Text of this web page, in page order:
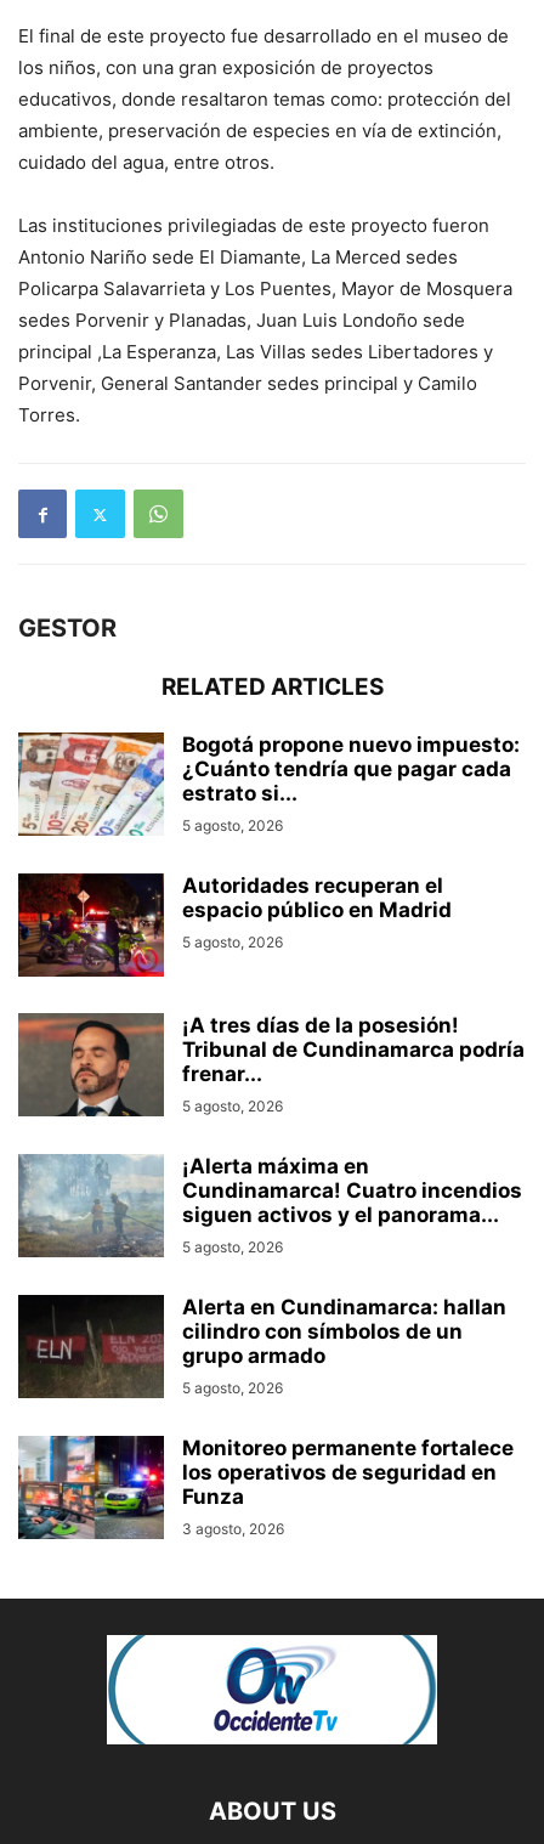
El final de este proyecto fue desarrollado en el museo de
los niños, con una gran exposición de proyectos
educativos, donde resaltaron temas como: protección del
ambiente, preservación de especies en vía de extinción,
cuidado del agua, entre otros.
Las instituciones privilegiadas de este proyecto fueron
Antonio Nariño sede El Diamante, La Merced sedes
Policarpa Salavarrieta y Los Puentes, Mayor de Mosquera
sedes Porvenir y Planadas, Juan Luis Londoño sede
principal ,La Esperanza, Las Villas sedes Libertadores y
Porvenir, General Santander sedes principal y Camilo
Torres.
GESTOR
RELATED ARTICLES
Bogotá propone nuevo impuesto:
¿Cuánto tendría que pagar cada
estrato si...
5 agosto, 2026
Autoridades recuperan el
espacio público en Madrid
5 agosto, 2026
¡A tres días de la posesión!
Tribunal de Cundinamarca podría
frenar...
5 agosto, 2026
¡Alerta máxima en
Cundinamarca! Cuatro incendios
siguen activos y el panorama...
5 agosto, 2026
Alerta en Cundinamarca: hallan
cilindro con símbolos de un
grupo armado
5 agosto, 2026
Monitoreo permanente fortalece
los operativos de seguridad en
Funza
3 agosto, 2026
ABOUT US